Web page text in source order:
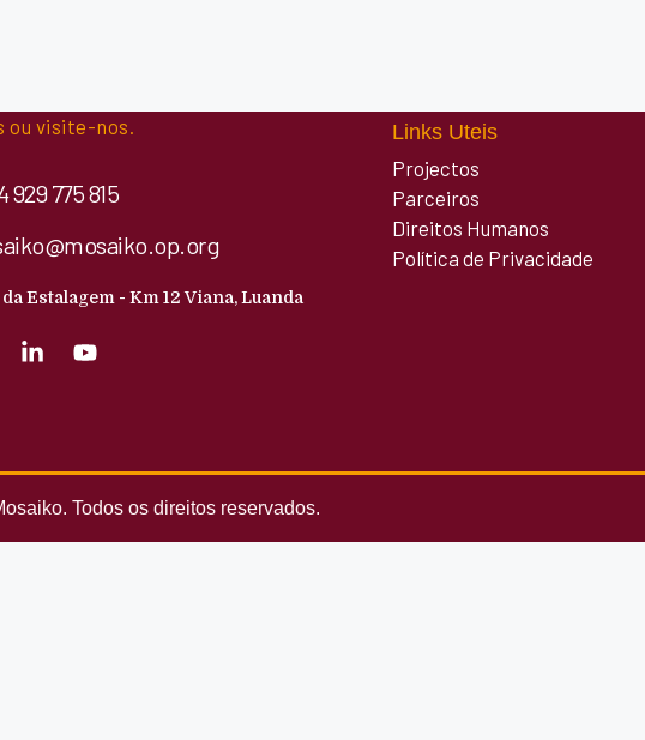
ou visite-nos.
929 775 815
Estalagem - Km 12 Viana, Luanda
Links Uteis
Projectos
Parceiros
Direitos Humanos
Política de Privacidade
Todos os direitos reservados.